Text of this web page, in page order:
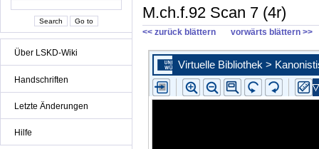
Über LSKD-Wiki
Handschriften
Letzte Änderungen
Hilfe
M.ch.f.92 Scan 7 (4r)
<< zurück blättern vorwärts blättern >>